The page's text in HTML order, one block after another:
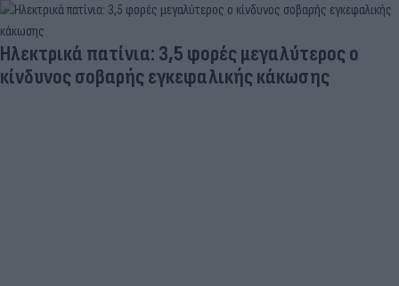
Ηλεκτρικά πατίνια: 3,5 φορές μεγαλύτερος ο
κίνδυνος σοβαρής εγκεφαλικής κάκωσης